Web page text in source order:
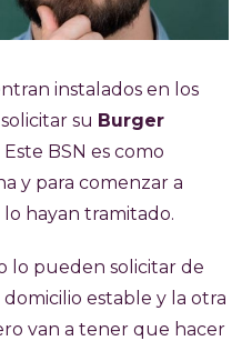
instalados en los
su Burger
Este BSN es como
y para comenzar a
hayan tramitado.
lo pueden solicitar de
estable y la otra
van a tener que hacer